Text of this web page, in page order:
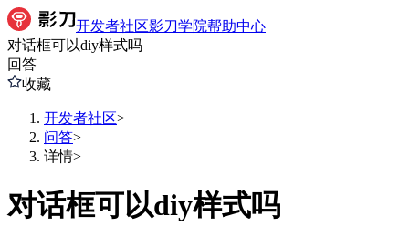
开发者社区影刀学院帮助中心
对话框可以diy样式吗
回答
收藏
开发者社区>
问答>
详情>
对话框可以diy样式吗